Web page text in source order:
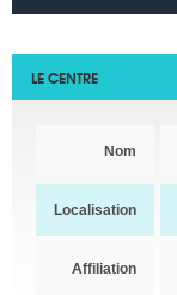
LE CENTRE
Nom
Localisation
Affiliation